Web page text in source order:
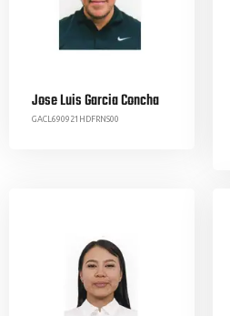
Jose Luis Garcia Concha
GACL690921HDFRNS00